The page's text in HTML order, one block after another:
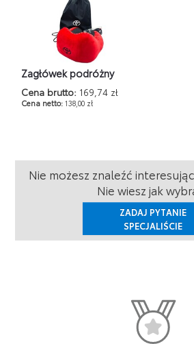
Zagłówek podróżny
Cena brutto: 169,74 zł
Cena netto:138,00 zł
Nie możesz znaleźć
Nie wiesz jak
ZADAJ PYTANIE
SPECJALIŚCIE